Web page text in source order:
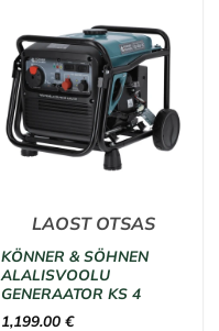
LAOST OTSAS
KÖNNER & SÖHNEN
ALALISVOOLU
GENERAATOR KS 4
1,199.00€